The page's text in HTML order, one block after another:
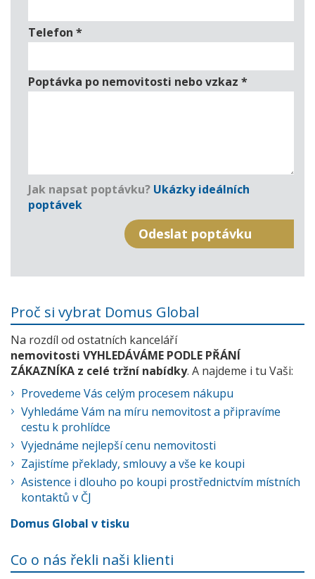
Telefon *
Poptávka po nemovitosti nebo vzkaz *
Jak napsat poptávku? Ukázky ideálních
poptávek
Proč si vybrat Domus Global
Na rozdíl od ostatních kanceláří
nemovitosti VYHLEDÁVÁME PODLE PŘÁNÍ
ZÁKAZNÍKA z celé tržní nabídky. A najdeme i tu Vaši:
Provedeme Vás celým procesem nákupu
Vyhledáme Vám na míru nemovitost a připravíme
cestu k prohlídce
Vyjednáme nejlepší cenu nemovitosti
Zajistíme překlady, smlouvy a vše ke koupi
Asistence i dlouho po koupi prostřednictvím místních
kontaktů v ČJ
Domus Global v tisku
Co o nás řekli naši klienti